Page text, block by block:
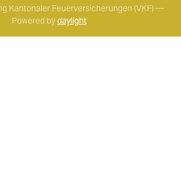
Kantonaler Feuerversicherungen (VKF) —
Powered bydaylight